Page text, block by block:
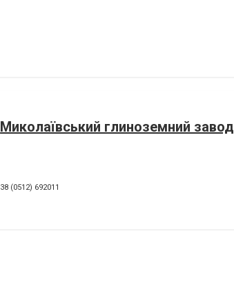
Миколаївський глиноземний завод
38 (0512) 692011